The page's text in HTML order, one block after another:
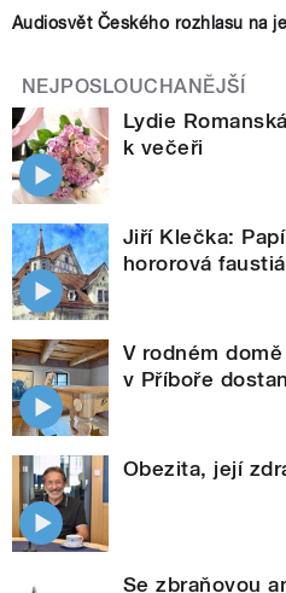
Audiosvět Českého rozhlasu na
NEJPOSLOUCHANĚJŠÍ
Lydie
k večeři
Jiří Klečka:
hororová
V rodném
v Příboře
Obezita, její
Se zbraňovou